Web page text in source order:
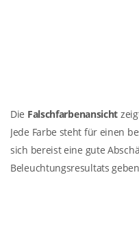
Die Falschfarbenansicht
Jede Farbe steht für einen
sich bereist eine gute
Beleuchtungsresultats